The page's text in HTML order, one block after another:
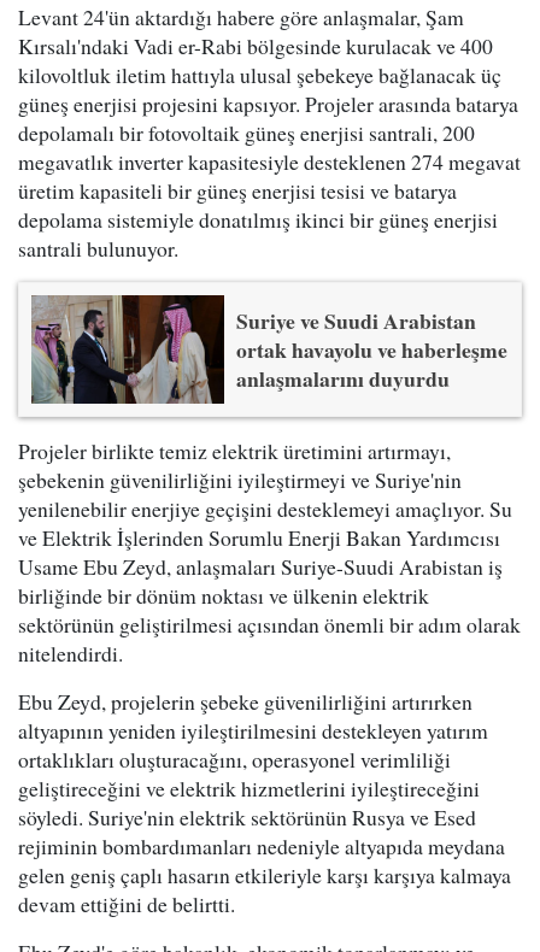
Levant 24'ün aktardığı habere göre anlaşmalar, Şam
Kırsalı'ndaki Vadi er-Rabi bölgesinde kurulacak ve 400
kilovoltluk iletim hattıyla ulusal şebekeye bağlanacak üç
güneş enerjisi projesini kapsıyor. Projeler arasında batarya
depolamalı bir fotovoltaik güneş enerjisi santrali, 200
megavatlık inverter kapasitesiyle desteklenen 274 megavat
üretim kapasiteli bir güneş enerjisi tesisi ve batarya
depolama sistemiyle donatılmış ikinci bir güneş enerjisi
santrali bulunuyor.
Suriye ve Suudi Arabistan
ortak havayolu ve haberleşme
anlaşmalarını duyurdu
Projeler birlikte temiz elektrik üretimini artırmayı,
şebekenin güvenilirliğini iyileştirmeyi ve Suriye'nin
yenilenebilir enerjiye geçişini desteklemeyi amaçlıyor. Su
ve Elektrik İşlerinden Sorumlu Enerji Bakan Yardımcısı
Usame Ebu Zeyd, anlaşmaları Suriye-Suudi Arabistan iş
birliğinde bir dönüm noktası ve ülkenin elektrik
sektörünün geliştirilmesi açısından önemli bir adım olarak
nitelendirdi.
Ebu Zeyd, projelerin şebeke güvenilirliğini artırırken
altyapının yeniden iyileştirilmesini destekleyen yatırım
ortaklıkları oluşturacağını, operasyonel verimliliği
geliştireceğini ve elektrik hizmetlerini iyileştireceğini
söyledi. Suriye'nin elektrik sektörünün Rusya ve Esed
rejiminin bombardımanları nedeniyle altyapıda meydana
gelen geniş çaplı hasarın etkileriyle karşı karşıya kalmaya
devam ettiğini de belirtti.